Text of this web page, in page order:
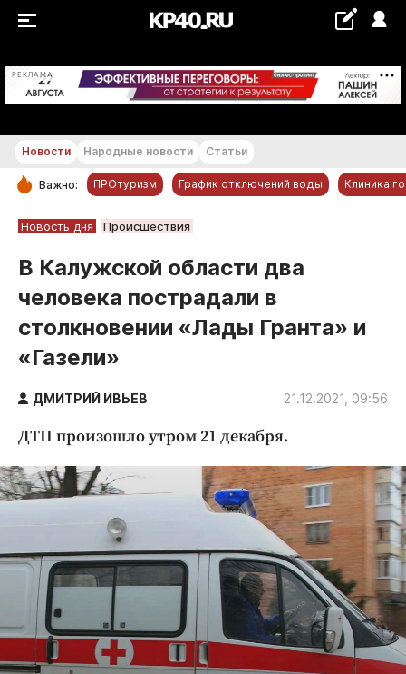
РЕКЛАМА +22...+23 °С
РУБРИКИ
Новости компаний
Статьи
Народные новости
Авто и транспорт
Благоустройство
Культура
Недвижимость и ЖКХ
Образование
Общество
Погода
Праздники
Происшествия
Спорт
Экономика и бизнес
Новости Народные новости Статьи
Важно: ПРОтуризм График отключений воды Клиника
Новость дня Происшествия
В Калужской области два
человека пострадали в
столкновении «Лады Гранта» и
«Газели»
ДМИТРИЙ ИВЬЕВ 21.12.2021, 09:56
ДТП произошло утром 21 декабря.